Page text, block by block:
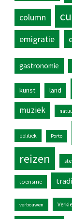
column
emigratie
gastronomie
kunst land
muziek
politiek Porto
reizen
toerisme
verbouwen